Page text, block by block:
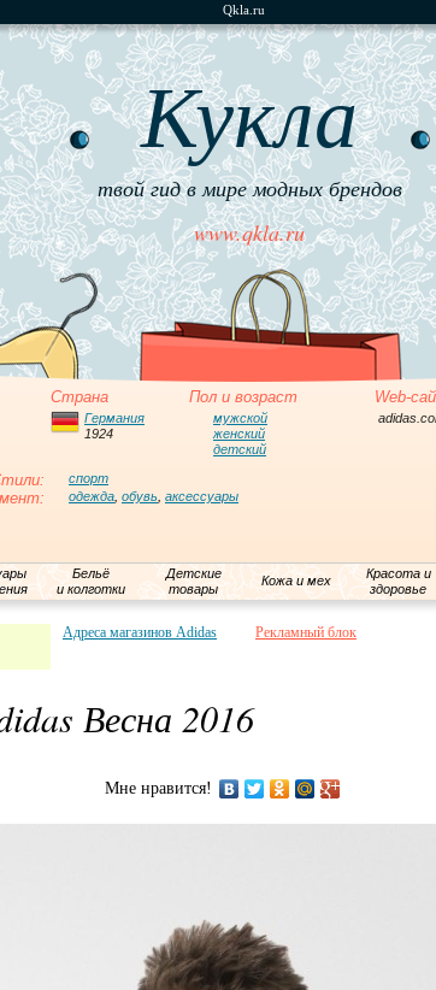
Qkla.ru
Кукла
твой гид в мире модных брендов
www.qkla.ru
Страна Пол и возраст Web-
Германия
1924
мужской
женский
детский
спорт
одежда обувь аксессуары
Бельё
и колготки
Детские
товары
Кожа и мех
Красота и
здоровье
Адреса магазинов Adidas Рекламный блок
Весна 2016
Мне нравится!